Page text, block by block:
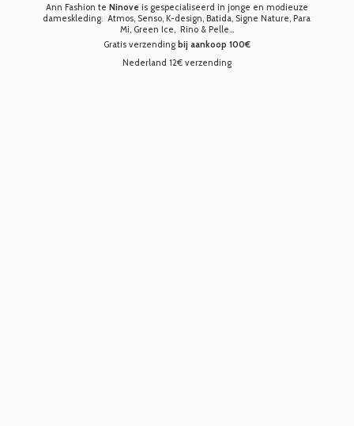
Ann Fashion te Ninove is gespecialiseerd in jonge en modieuze
dameskleding. Atmos, Senso, K-design, Batida, Signe Nature, Para
Mi, Green Ice, Rino & Pelle...
Gratis verzending bij aankoop 100€
Nederland 12€ verzending